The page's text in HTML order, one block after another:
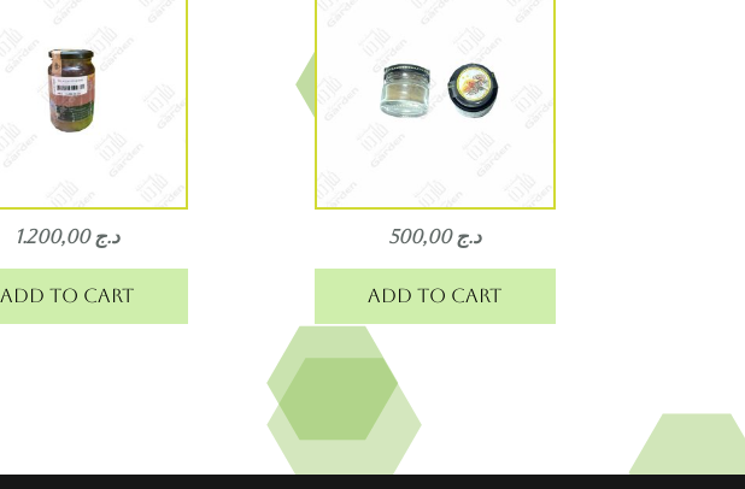
د.ج1.200,00
Add to cart
د.ج500,00
Add to cart